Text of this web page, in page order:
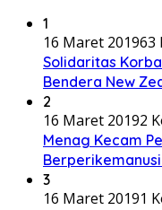
1
16 Maret 201963
Solidaritas
Bendera New
2
16 Maret 20192
Menag Kecam
3
16 Maret 20191